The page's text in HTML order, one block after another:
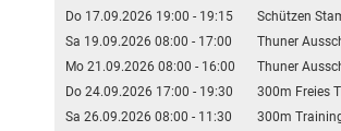
Do 17.09.2026 19:00 - 19:15
Schützen
Sa 19.09.2026 08:00 - 17:00
Thuner
Mo 21.09.2026 08:00 - 16:00
Thuner
Do 24.09.2026 17:00 - 19:30
300m Freies
Sa 26.09.2026 08:00 - 11:30
300m